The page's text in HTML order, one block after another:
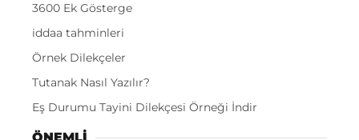
3600 Ek Gösterge
iddaa tahminleri
Örnek Dilekçeler
Tutanak Nasıl Yazılır?
Eş Durumu Tayini Dilekçesi Örneği İndir